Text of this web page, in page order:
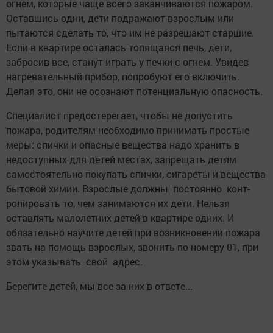
огнем, которые чаще всего заканчиваются пожаром.
Оставшись одни, дети подражают взрослым или
пытаются сделать то, что им не разрешают старшие.
Если в квартире осталась топящаяся печь, дети,
забросив все, станут играть у печки с огнем. Увидев
нагревательный прибор, попробуют его включить.
Делая это, они не осознают потенциальную ­опасность.
Специалист предостерегает, чтобы не допустить
пожара, родителям необходимо принимать прос­тые
меры: спички и опасные вещества надо хранить в
недоступных для детей местах, запрещать детям
самостоятельно покупать спички, сигареты и вещества
бытовой химии. Взрослые должны постоянно конт­
ролировать то, чем занимаются их дети. Нельзя
оставлять малолетних детей в квартире одних. И
обязательно научите детей при возникновении пожара
звать на помощь взрослых, звонить по номеру 01, при
этом указывать свой адрес.
Берегите детей, мы все за них в ответе...